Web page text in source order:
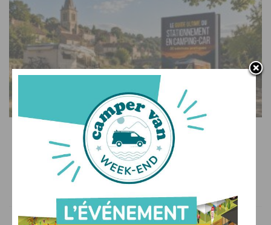
ACTUALITÉS
Le guide ultime du stationnement en camping-car
22/07/2026 PAR BENOIT